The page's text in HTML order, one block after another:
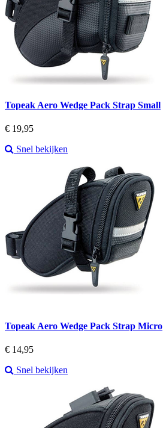
Topeak Aero Wedge Pack Strap Small
Prijs
€ 19,95
Snel bekijken
Topeak Aero Wedge Pack Strap Micro
Prijs
€ 14,95
Snel bekijken